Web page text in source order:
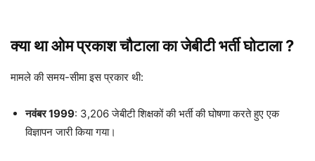
क्या था ओम प्रकाश चौटाला का जेबीटी भर्ती घोटाला ?
मामले की समय-सीमा इस प्रकार थी:
नवंबर 1999: 3,206 जेबीटी शिक्षकों की भर्ती की घोषणा करते हुए एक
विज्ञापन जारी किया गया।